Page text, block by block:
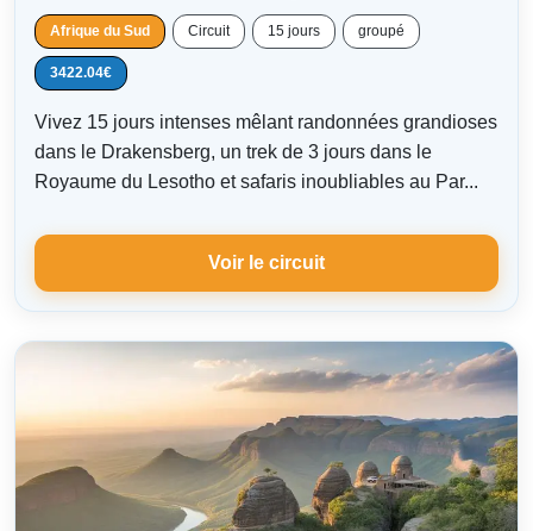
Afrique du Sud Circuit 15 jours groupé
3422.04€
Vivez 15 jours intenses mêlant randonnées grandioses
dans le Drakensberg, un trek de 3 jours dans le
Royaume du Lesotho et safaris inoubliables au Par...
Voir le circuit